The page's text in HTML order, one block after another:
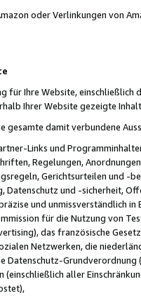
oder Verlinkungen von
für Ihre Website,
Ihrer Website gezeigte
gesamte damit verbundene
Links und
Regelungen,
Gerichtsurteilen und -
Datenschutz und -sicherheit,
und unmissverständlich
für die Nutzung von
das französische
Netzwerken, die
Datenschutz-
(einschließlich aller